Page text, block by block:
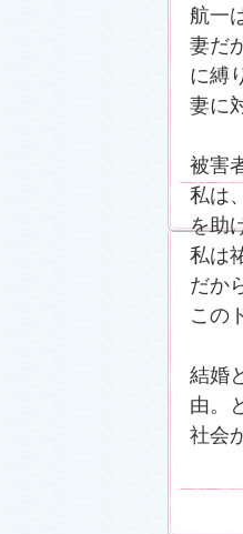
航一
妻だ
に縛
妻に
被害
私は
を助
私は
だか
この
結婚
由。
社会